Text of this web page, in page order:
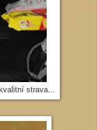
strava...